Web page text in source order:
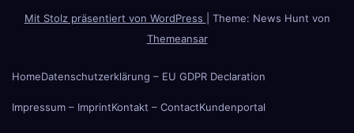
Mit Stolz präsentiert von WordPress
Theme: News Hunt von
Themeansar
HomeDatenschutzerklärung – EU GDPR Declaration
Impressum – ImprintKontakt – ContactKundenportal